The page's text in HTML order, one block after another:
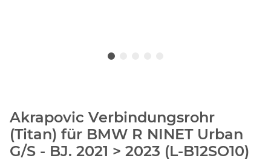
Akrapovic Verbindungsrohr
(Titan) für BMW R NINET Urban
G/S - BJ. 2021 > 2023 (L-B12SO10)